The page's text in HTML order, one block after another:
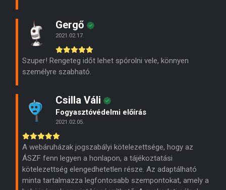
Gergő
2021.02.17.
Szuper! Rengeteg időt lehet spórolni vele, könnyen
személyre szabható.
Csilla Váli
Fogyasztóvédelmi előírás
2021.02.05.
A webáruházak jogszabályi kötelezettsége, hogy az
ÁSZF fenn legyen a honlapon, a tájékoztatási
kötelezettség elengedhetetlen része. Az adaptálható
minta tartalmazza legfontosabb szempontokat, amely a